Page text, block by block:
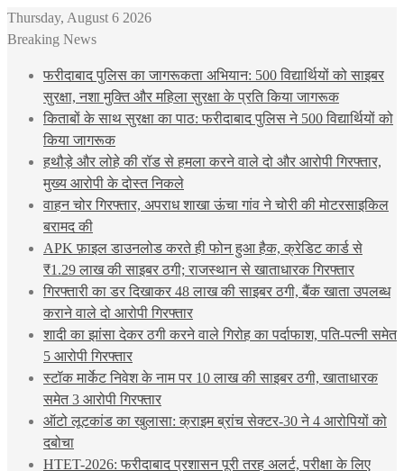
Thursday, August 6 2026
Breaking News
फरीदाबाद पुलिस का जागरूकता अभियान: 500 विद्यार्थियों को साइबर
सुरक्षा, नशा मुक्ति और महिला सुरक्षा के प्रति किया जागरूक
किताबों के साथ सुरक्षा का पाठ: फरीदाबाद पुलिस ने 500 विद्यार्थियों को
किया जागरूक
हथौड़े और लोहे की रॉड से हमला करने वाले दो और आरोपी गिरफ्तार,
मुख्य आरोपी के दोस्त निकले
वाहन चोर गिरफ्तार, अपराध शाखा ऊंचा गांव ने चोरी की मोटरसाइकिल
बरामद की
APK फ़ाइल डाउनलोड करते ही फोन हुआ हैक, क्रेडिट कार्ड से
₹1.29 लाख की साइबर ठगी; राजस्थान से खाताधारक गिरफ्तार
गिरफ्तारी का डर दिखाकर 48 लाख की साइबर ठगी, बैंक खाता उपलब्ध
कराने वाले दो आरोपी गिरफ्तार
शादी का झांसा देकर ठगी करने वाले गिरोह का पर्दाफाश, पति-पत्नी समेत
5 आरोपी गिरफ्तार
स्टॉक मार्केट निवेश के नाम पर 10 लाख की साइबर ठगी, खाताधारक
समेत 3 आरोपी गिरफ्तार
ऑटो लूटकांड का खुलासा: क्राइम ब्रांच सेक्टर-30 ने 4 आरोपियों को
दबोचा
HTET-2026: फरीदाबाद प्रशासन पूरी तरह अलर्ट, परीक्षा के लिए